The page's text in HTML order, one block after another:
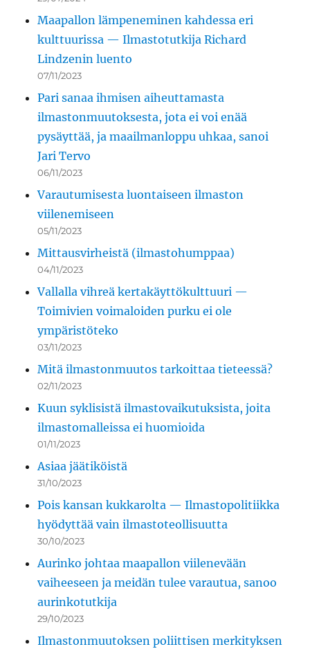
Maapallon lämpeneminen kahdessa eri
kulttuurissa — Ilmastotutkija Richard
Lindzenin luento
07/11/2023
Pari sanaa ihmisen aiheuttamasta
ilmastonmuutoksesta, jota ei voi enää
pysäyttää, ja maailmanloppu uhkaa, sanoi
Jari Tervo
06/11/2023
Varautumisesta luontaiseen ilmaston
viilenemiseen
05/11/2023
Mittausvirheistä (ilmastohumppaa)
04/11/2023
Vallalla vihreä kertakäyttökulttuuri —
Toimivien voimaloiden purku ei ole
ympäristöteko
03/11/2023
Mitä ilmastonmuutos tarkoittaa tieteessä?
02/11/2023
Kuun syklisistä ilmastovaikutuksista, joita
ilmastomalleissa ei huomioida
01/11/2023
Asiaa jäätiköistä
31/10/2023
Pois kansan kukkarolta — Ilmastopolitiikka
hyödyttää vain ilmastoteollisuutta
30/10/2023
Aurinko johtaa maapallon viilenevään
vaiheeseen ja meidän tulee varautua, sanoo
aurinkotutkija
29/10/2023
Ilmastonmuutoksen poliittisen merkityksen